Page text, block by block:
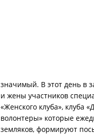
значимый. В этот день в
и жены участников
«Женского клуба», клуба
волонтеры» которые
земляков, формируют